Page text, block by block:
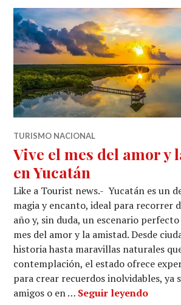
TURISMO NACIONAL
Vive el mes del amor y
en Yucatán
Like a Tourist news.- Yucatán es un
magia y encanto, ideal para recorrer
año y, sin duda, un escenario
mes del amor y la amistad. Desde
historia hasta maravillas naturales
contemplación, el estado ofrece
para crear recuerdos inolvidables, ya
amigos o en … Seguir leyendoVive